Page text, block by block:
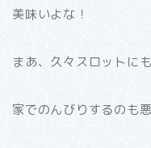
美味いよな！
まあ、久々スロットに
家でのんびりするのも